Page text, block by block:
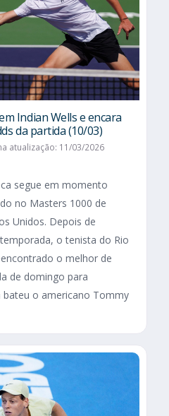
Indian Wells e encara
da partida (10/03)
atualização: 11/03/2026
segue em momento
no Masters 1000 de
Unidos. Depois de
o tenista do Rio
o melhor de
de domingo para
bateu o americano Tommy